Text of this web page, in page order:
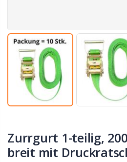
Zurrgurt 1-teilig,
breit mit